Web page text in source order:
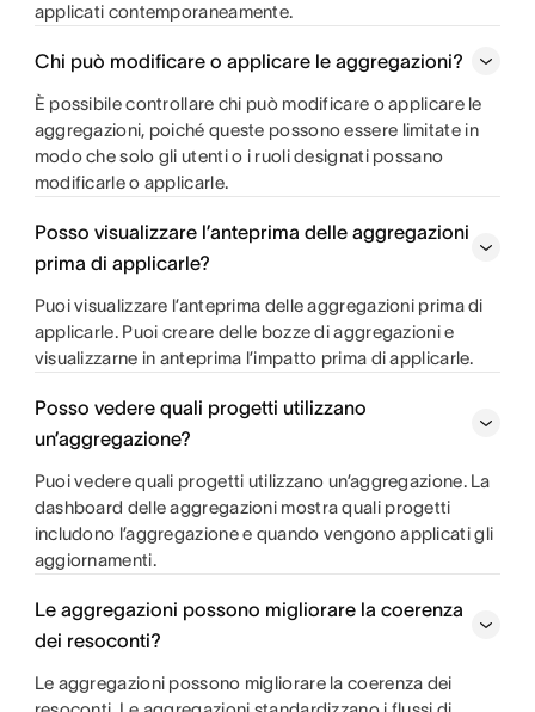
applicati contemporaneamente.
Chi può modificare o applicare le aggregazioni?
È possibile controllare chi può modificare o applicare le
aggregazioni, poiché queste possono essere limitate in
modo che solo gli utenti o i ruoli designati possano
modificarle o applicarle.
Posso visualizzare l’anteprima delle aggregazioni
prima di applicarle?
Puoi visualizzare l’anteprima delle aggregazioni prima di
applicarle. Puoi creare delle bozze di aggregazioni e
visualizzarne in anteprima l’impatto prima di applicarle.
Posso vedere quali progetti utilizzano
un’aggregazione?
Puoi vedere quali progetti utilizzano un’aggregazione. La
dashboard delle aggregazioni mostra quali progetti
includono l’aggregazione e quando vengono applicati gli
aggiornamenti.
Le aggregazioni possono migliorare la coerenza
dei resoconti?
Le aggregazioni possono migliorare la coerenza dei